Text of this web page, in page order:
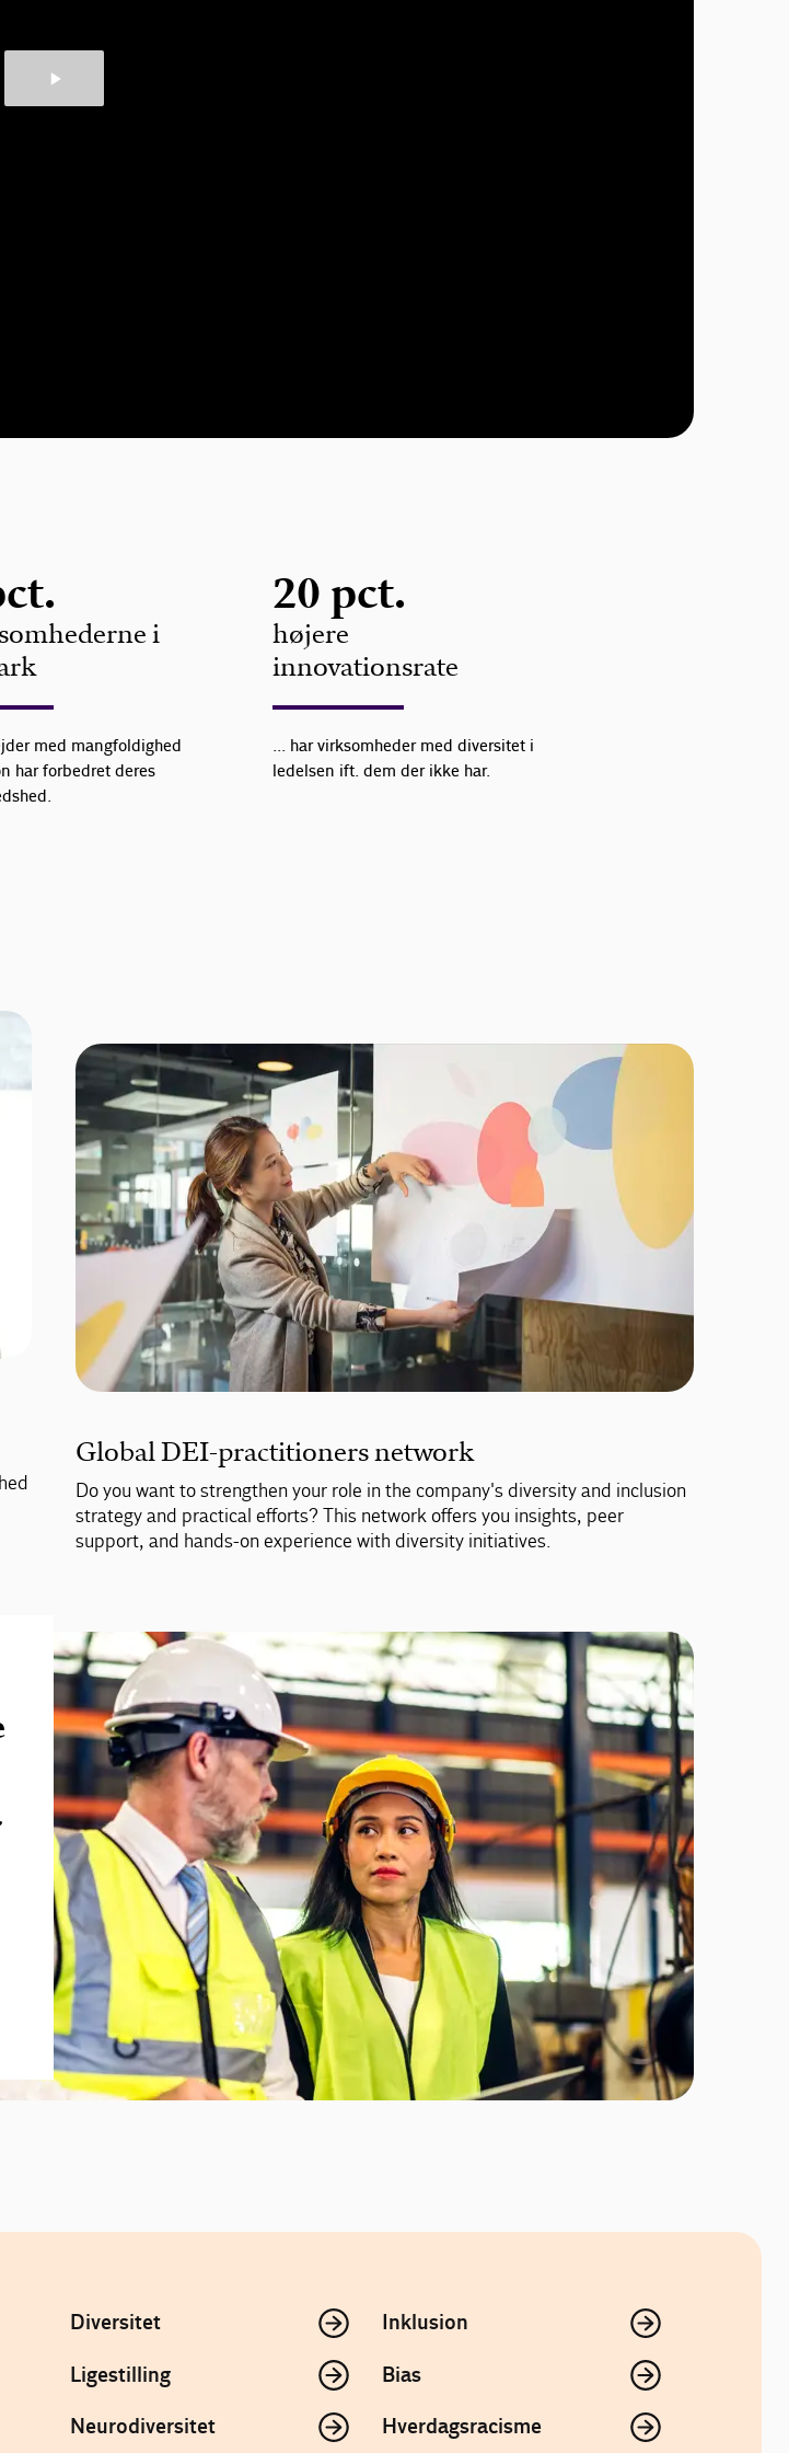
i
med mangfoldighed
har forbedret deres
20 pct.
højere
innovationsrate
... har virksomheder med diversitet i
ledelsen ift. dem der ikke har.
Global DEI-practitioners network
Do you want to strengthen your role in the company's diversity and inclusion
strategy and practical efforts? This network offers you insights, peer
support, and hands-on experience with diversity initiatives.
Diversitet Inklusion
Ligestilling Bias
Neurodiversitet Hverdagsracisme